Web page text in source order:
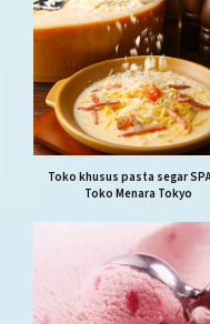
Toko khusus pasta segar
Toko Menara Tokyo